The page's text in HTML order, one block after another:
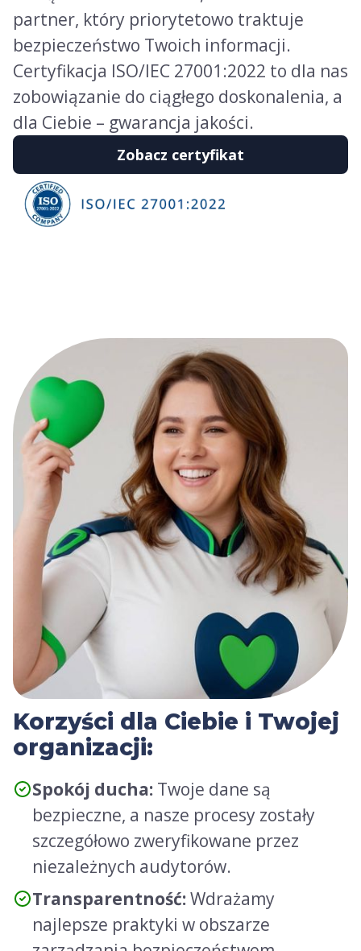
partner, który priorytetowo traktuje
bezpieczeństwo Twoich informacji.
Certyfikacja ISO/IEC 27001:2022 to dla nas
zobowiązanie do ciągłego doskonalenia, a
dla Ciebie – gwarancja jakości.
Zobacz certyfikat
Korzyści dla Ciebie i Twojej
organizacji:
Spokój ducha: Twoje dane są
bezpieczne, a nasze procesy zostały
szczegółowo zweryfikowane przez
niezależnych audytorów.
Transparentność:Wdrażamy
najlepsze praktyki w obszarze